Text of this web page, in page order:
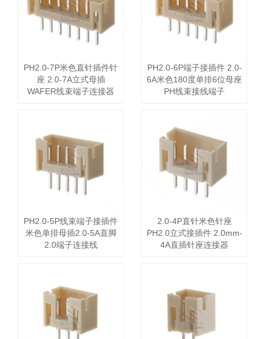
PH2.0-7P米色直针插件针
座 2.0-7A立式母插
WAFER线束端子连接器
PH2.0-6P端子接插件 2.0-
6A米色180度单排6位母座
PH线束接线端子
PH2.0-5P线束端子接插件
米色单排母插2.0-5A直脚
2.0端子连接线
2.0-4P直针米色针座
PH2.0立式接插件 2.0mm-
4A直插针座连接器